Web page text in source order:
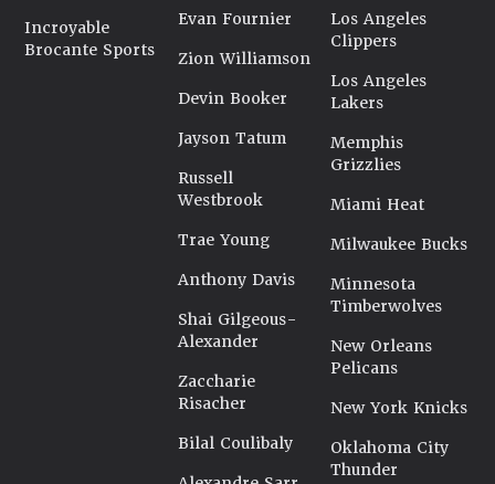
Incroyable
Brocante Sports
Evan Fournier
Zion Williamson
Devin Booker
Jayson Tatum
Russell
Westbrook
Trae Young
Anthony Davis
Shai Gilgeous-
Alexander
Zaccharie
Risacher
Bilal Coulibaly
Los Angeles
Clippers
Los Angeles
Lakers
Memphis
Grizzlies
Miami Heat
Milwaukee Bucks
Minnesota
Timberwolves
New Orleans
Pelicans
New York Knicks
Oklahoma City
Thunder